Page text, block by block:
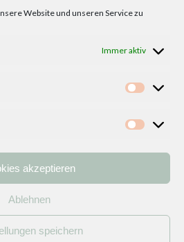
Website und unseren Service zu
Immer aktiv
akzeptieren
Ablehnen
speichern
Kontakt
/ Datenschutzerklärung